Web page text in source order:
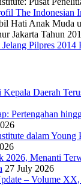
The Indonesian
Hati Anak Muda
Jakarta Tahun
Pilpres 2014
Daerah
Pertengahan
dalam Young
2026, Menanti
27 July 2026
– Volume